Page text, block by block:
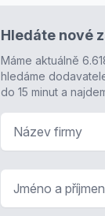
Hledáte nové
Máme aktuálně
hledáme
do 15 minut a